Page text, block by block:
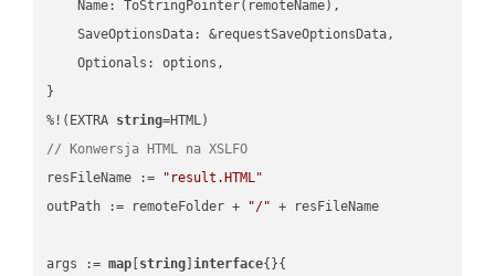
    Name: ToStringPointer(remoteName),
    SaveOptionsData: &requestSaveOptionsData,
    Optionals: options,
}
%!(EXTRA string
// Konwersja HTML na XSLFO
resFileName :=
"result.HTML"
outPath := remoteFolder +
"/" + resFileName
args := map string ]interface{}{